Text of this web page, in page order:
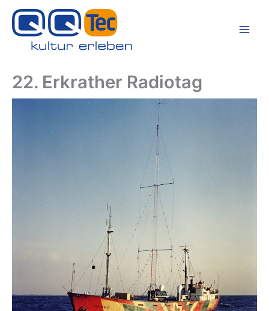
Inhalt
springen
22. Erkrather Radiotag